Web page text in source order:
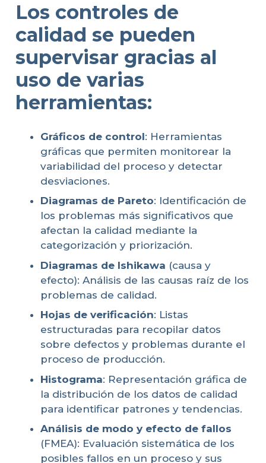
Los controles de
calidad se pueden
supervisar gracias al
uso de varias
herramientas:
Gráficos de control: Herramientas
gráficas que permiten monitorear la
variabilidad del proceso y detectar
desviaciones.
Diagramas de Pareto: Identificación de
los problemas más significativos que
afectan la calidad mediante la
categorización y priorización.
Diagramas de Ishikawa (causa y
efecto): Análisis de las causas raíz de los
problemas de calidad.
Hojas de verificación: Listas
estructuradas para recopilar datos
sobre defectos y problemas durante el
proceso de producción.
Histograma: Representación gráfica de
la distribución de los datos de calidad
para identificar patrones y tendencias.
Análisis de modo y efecto de fallos
(FMEA): Evaluación sistemática de los
posibles fallos en un proceso y sus